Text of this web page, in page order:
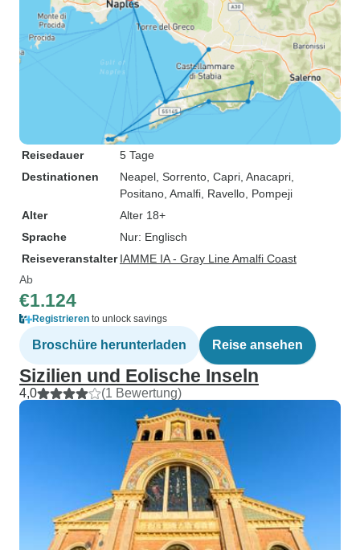
Reisedauer
5 Tage
Destinationen
Neapel , Sorrento , Capri , Anacapri
Positano , Amalfi , Ravello , Pompeji
Alter
Alter 18+
Sprache
Nur: Englisch
Reiseveranstalter IAMME IA - Gray Line Amalfi Coast
Ab
€1.124
Registrieren to unlock savings
Broschüre herunterladen Reise ansehen
Sizilien und Eolische Inseln
4,0 (1 Bewertung)